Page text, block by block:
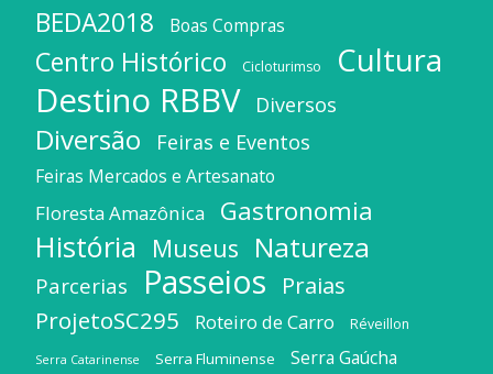
BEDA2018 Boas Compras
Centro Histórico Cicloturimso Cultura
Destino RBBV Diversos
Diversão Feiras e Eventos
Feiras Mercados e Artesanato
Floresta Amazônica Gastronomia
História Museus Natureza
Parcerias Passeios
Praias
ProjetoSC295
Roteiro de Carro Réveillon
Serra Catarinense Serra Fluminense Serra Gaúcha